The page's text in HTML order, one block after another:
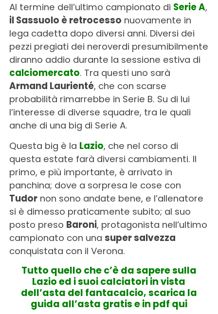
Al termine dell’ultimo campionato di Serie A,
il Sassuolo è retrocesso nuovamente in
lega cadetta dopo diversi anni. Diversi dei
pezzi pregiati dei neroverdi presumibilmente
diranno addio durante la sessione estiva di
calciomercato. Tra questi uno sarà
Armand Laurienté, che con scarse
probabilità rimarrebbe in Serie B. Su di lui
l’interesse di diverse squadre, tra le quali
anche di una big di Serie A.
Questa big è la Lazio, che nel corso di
questa estate farà diversi cambiamenti. Il
primo, e più importante, è arrivato in
panchina; dove a sorpresa le cose con
Tudornon sono andate bene, e l’allenatore
si è dimesso praticamente subito; al suo
posto preso Baroni, protagonista nell’ultimo
campionato con una super salvezza
conquistata con il Verona.
Tutto quello che c’è da sapere sulla
Lazio ed i suoi calciatori in vista
dell’asta del fantacalcio, scarica la
guida all’asta gratis e in pdf qui